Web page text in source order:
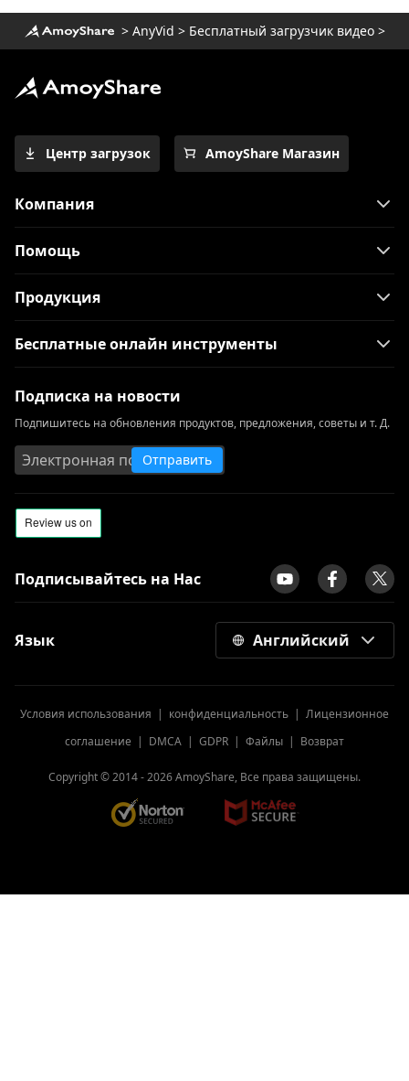
> AnyVid > Бесплатный загрузчик видео>
Центр загрузок AmoyShare Магазин
Компания
Помощь
Продукция
Бесплатные онлайн инструменты
Подписка на новости
Подпишитесь на обновления продуктов, предложения, советы и т. Д.
Отправить
Подписывайтесь на Нас
Язык Английский
Условия использования | конфиденциальность | Лицензионное
соглашение | DMCA | GDPR | Файлы | Возврат
Copyright © 2014 -2026AmoyShare, Все права защищены.